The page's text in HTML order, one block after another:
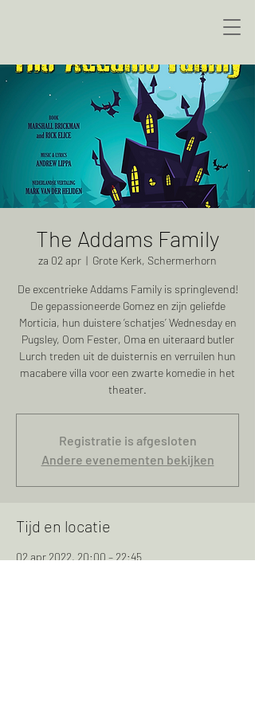
The Addams Family
za 02 apr
  |
Grote Kerk, Schermerhorn
De excentrieke Addams Family is springlevend!
De gepassioneerde Gomez en zijn geliefde
Morticia, hun duistere ‘schatjes’ Wednesday en
Pugsley, Oom Fester, Oma en uiteraard butler
Lurch treden uit de duisternis en verruilen hun
macabere villa voor een zwarte komedie in het
theater.
Registratie is afgesloten
Andere evenementen bekijken
Tijd en locatie
02 apr 2022, 20:00 – 22:45